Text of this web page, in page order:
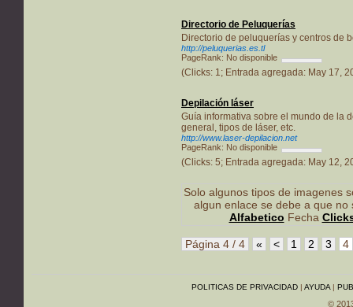
Directorio de Peluquerías
Directorio de peluquerías y centros de
http://peluquerias.es.tl
PageRank: No disponible
(Clicks: 1; Entrada agregada: May 17,
Depilación láser
Guía informativa sobre el mundo de la
general, tipos de láser, etc.
http://www.laser-depilacion.net
PageRank: No disponible
(Clicks: 5; Entrada agregada: May 12,
Solo algunos tipos de imagenes
algun enlace se debe a que
Alfabetico Fecha
Página 4 / 4 « < 1 2 3 4
POLITICAS DE PRIVACIDAD| AYUDA|
©